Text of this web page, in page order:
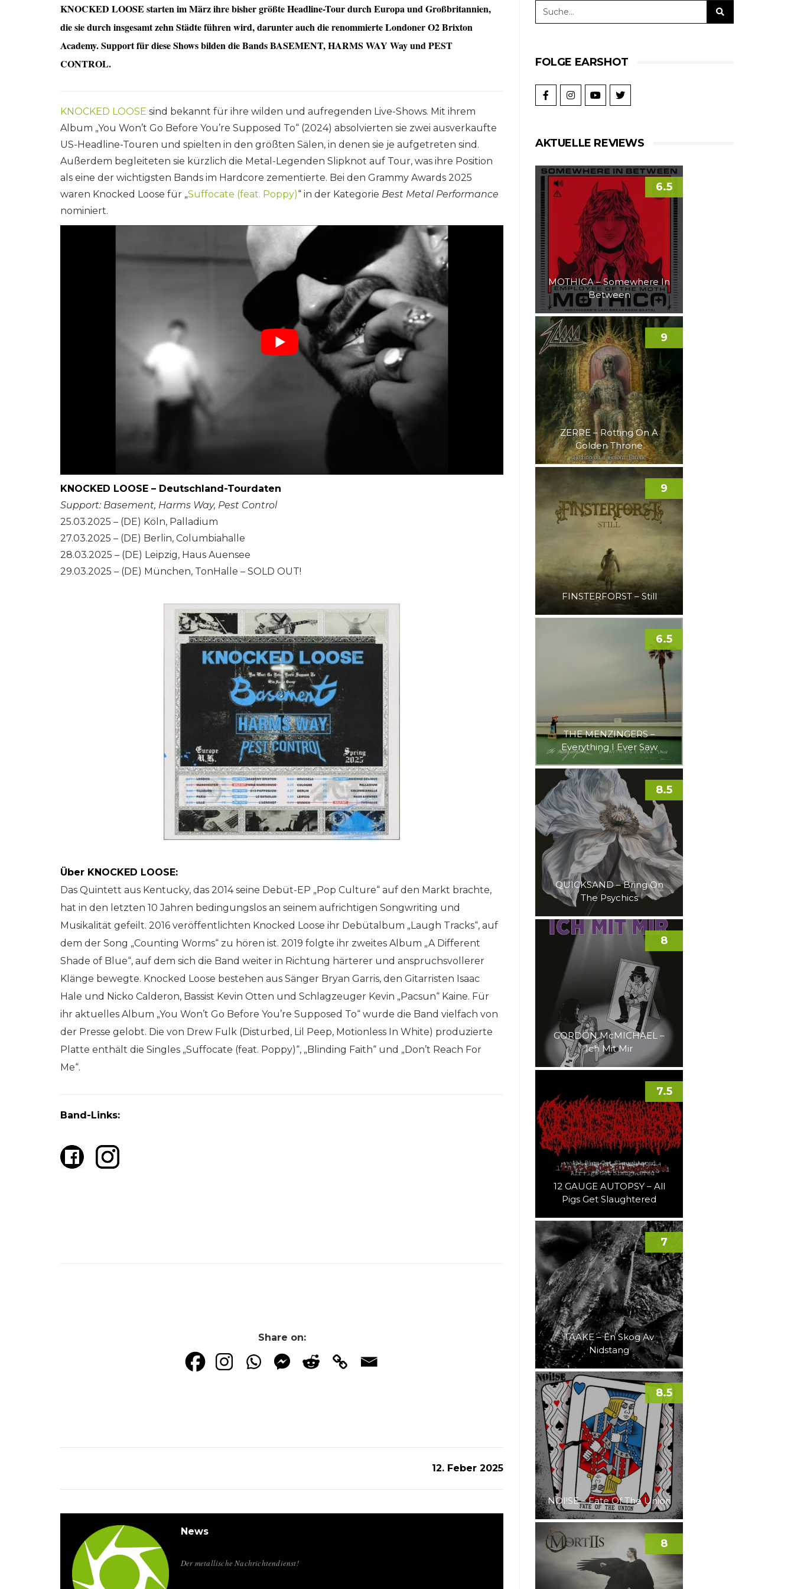
KNOCKED LOOSE starten im März ihre bisher größte Headline-Tour durch Europa und Großbritannien,
die sie durch insgesamt zehn Städte führen wird, darunter auch die renommierte Londoner O2 Brixton
Academy. Support für diese Shows bilden die Bands BASEMENT, HARMS WAY Way und PEST
CONTROL.
KNOCKED LOOSE sind bekannt für ihre wilden und aufregenden Live-Shows. Mit ihrem
Album „You Won’t Go Before You’re Supposed To“ (2024) absolvierten sie zwei ausverkaufte
US-Headline-Touren und spielten in den größten Sälen, in denen sie je aufgetreten sind.
Außerdem begleiteten sie kürzlich die Metal-Legenden Slipknot auf Tour, was ihre Position
als eine der wichtigsten Bands im Hardcore zementierte. Bei den Grammy Awards 2025
waren Knocked Loose für „Suffocate (feat. Poppy)“ in der Kategorie Best Metal Performance
nominiert.
KNOCKED LOOSE – Deutschland-Tourdaten
Support: Basement, Harms Way, Pest Control
25.03.2025 – (DE) Köln, Palladium
27.03.2025 – (DE) Berlin, Columbiahalle
28.03.2025 – (DE) Leipzig, Haus Auensee
29.03.2025 – (DE) München, TonHalle – SOLD OUT!
Über KNOCKED LOOSE:
Das Quintett aus Kentucky, das 2014 seine Debüt-EP „Pop Culture“ auf den Markt brachte,
hat in den letzten 10 Jahren bedingungslos an seinem aufrichtigen Songwriting und
Musikalität gefeilt. 2016 veröffentlichten Knocked Loose ihr Debütalbum „Laugh Tracks“, auf
dem der Song „Counting Worms“ zu hören ist. 2019 folgte ihr zweites Album „A Different
Shade of Blue“, auf dem sich die Band weiter in Richtung härterer und anspruchsvollerer
Klänge bewegte. Knocked Loose bestehen aus Sänger Bryan Garris, den Gitarristen Isaac
Hale und Nicko Calderon, Bassist Kevin Otten und Schlagzeuger Kevin „Pacsun“ Kaine. Für
ihr aktuelles Album „You Won’t Go Before You’re Supposed To“ wurde die Band vielfach von
der Presse gelobt. Die von Drew Fulk (Disturbed, Lil Peep, Motionless In White) produzierte
Platte enthält die Singles „Suffocate (feat. Poppy)“, „Blinding Faith“ und „Don’t Reach For
Me“.
Band-Links:
Share on:
12. Feber 2025
News
Der metallische Nachrichtendienst!
FOLGE EARSHOT
AKTUELLE REVIEWS
MOTHICA – Somewhere In
Between
6.5
ZERRE – Rotting On A
Golden Throne
9
FINSTERFORST – Still
9
THE MENZINGERS –
Everything I Ever Saw
6.5
QUICKSAND – Bring On
The Psychics
8.5
GORDON McMICHAEL –
Ich Mit Mir
8
12 GAUGE AUTOPSY – All
Pigs Get Slaughtered
7.5
TAAKE – En Skog Av
Nidstang
7
NOI!SE – Fate Of The Union
8.5
8